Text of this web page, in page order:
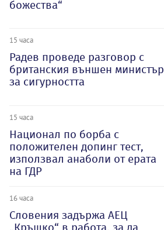
божества“
15 часа
Радев проведе разговор с
британския външен министър
за сигурността
15 часа
Национал по борба с
положителен допинг тест,
използвал анаболи от ерата
на ГДР
16 часа
Словения задържа АЕЦ